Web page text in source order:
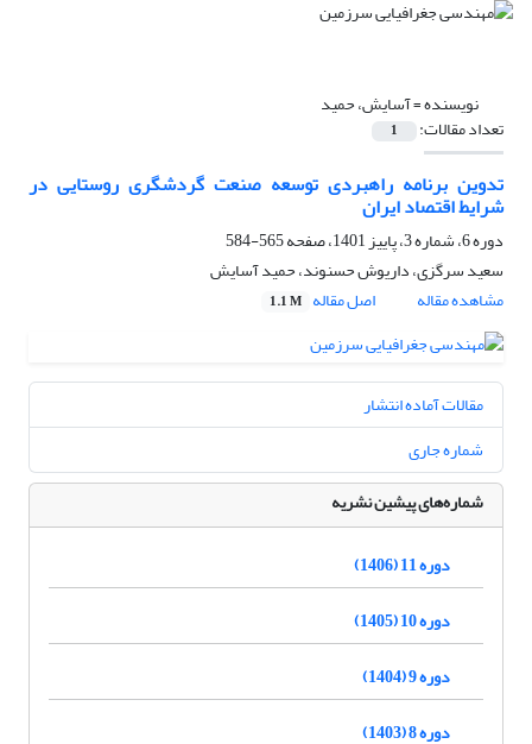
نویسنده =آسایش، حمید
تعداد مقالات: 1
تدوین برنامه راهبردی توسعه صنعت گردشگری روستایی در
شرایط اقتصاد ایران
دوره 6، شماره 3، پاییز 1401، صفحه
565-584
سعید سرگزی، داریوش حسنوند، حمید آسایش
مشاهده مقاله
اصل مقاله 1.1 M
مقالات آماده انتشار
شماره جاری
شماره‌های پیشین نشریه
دوره 11 (1406)
دوره 10 (1405)
دوره 9 (1404)
دوره 8 (1403)